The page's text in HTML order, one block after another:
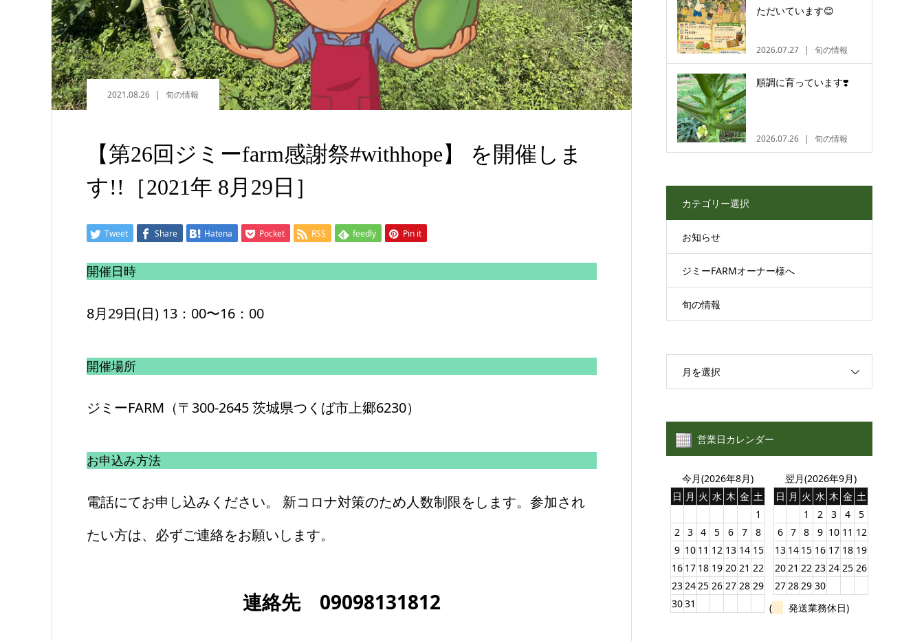
2021.08.26 旬の情報
【第26回ジミーfarm感謝祭#withhope】 を開催しま
す!!［2021年 8月29日］
Tweet Share Hatena Pocket RSS feedly Pin it
開催日時
8月29日(日) 13：00〜16：00
開催場所
ジミーFARM（〒300-2645 茨城県つくば市上郷6230）
お申込み方法
電話にてお申し込みください。 新コロナ対策のため人数制限をします。参加され
たい方は、必ずご連絡をお願いします。
連絡先 09098131812
ただいています😊
2026.07.27 旬の情報
順調に育っています❣️
2026.07.26 旬の情報
カテゴリー選択
お知らせ
ジミーFARMオーナー様へ
旬の情報
月を選択
営業日カレンダー
今月(2026年8月)
日 月 火 水 木 金 土
1
2 3 4 5 6 7
8
9 10 11 12 13 14 15
16 17 18 19 20 21 22
232425 26 27 28 29
3031
翌月(2026年9月)
日 月 火 水 木 金 土
1
2 3 4
5
6 7 8 9 10 11 12
13 14 15 16 17 18 19
2021 22 23 24 25 26
272829 30
(
発送業務休日)